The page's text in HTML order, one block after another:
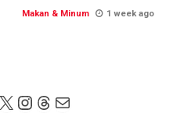
Makan & Minum 1 week ago
X Instagram
Threads
Mail